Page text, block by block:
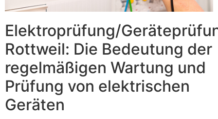
Elektroprüfung/
Rottweil: Die Bedeutung der
regelmäßigen Wartung und
Prüfung von elektrischen
Geräten